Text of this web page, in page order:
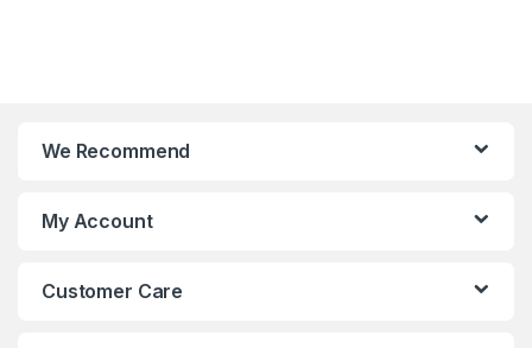
We Recommend
My Account
Customer Care